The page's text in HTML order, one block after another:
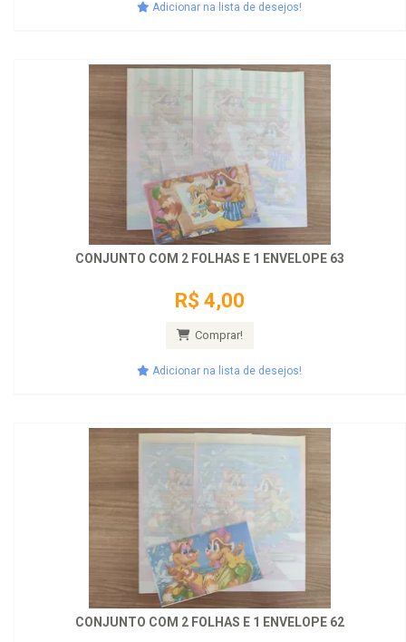
Adicionar na lista de desejos!
CONJUNTO COM 2 FOLHAS E 1 ENVELOPE 63
R$ 4,00
Comprar!
Adicionar na lista de desejos!
CONJUNTO COM 2 FOLHAS E 1 ENVELOPE 62